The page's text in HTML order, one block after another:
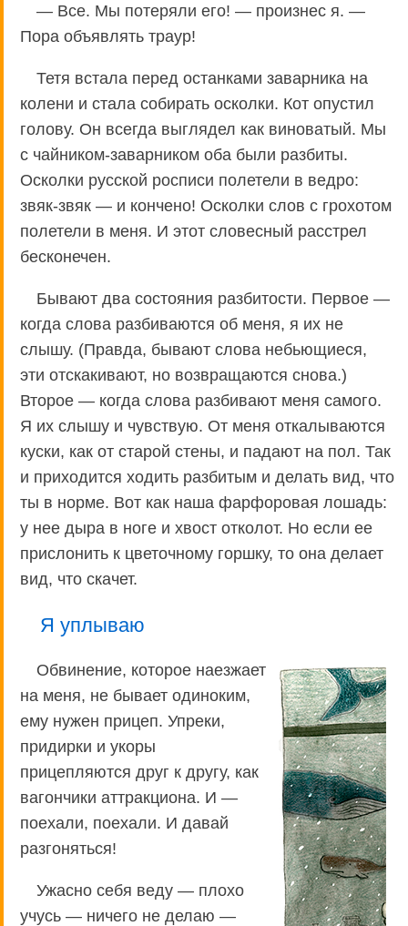
— Все. Мы потеряли его! — произнес я. —
Пора объявлять траур!
Тетя встала перед останками заварника на
колени и стала собирать осколки. Кот опустил
голову. Он всегда выглядел как виноватый. Мы
с чайником-заварником оба были разбиты.
Осколки русской росписи полетели в ведро:
звяк-звяк — и кончено! Осколки слов с грохотом
полетели в меня. И этот словесный расстрел
бесконечен.
Бывают два состояния разбитости. Первое —
когда слова разбиваются об меня, я их не
слышу. (Правда, бывают слова небьющиеся,
эти отскакивают, но возвращаются снова.)
Второе — когда слова разбивают меня самого.
Я их слышу и чувствую. От меня откалываются
куски, как от старой стены, и падают на пол. Так
и приходится ходить разбитым и делать вид, что
ты в норме. Вот как наша фарфоровая лошадь:
у нее дыра в ноге и хвост отколот. Но если ее
прислонить к цветочному горшку, то она делает
вид, что скачет.
Я уплываю
Обвинение, которое наезжает
на меня, не бывает одиноким,
ему нужен прицеп. Упреки,
придирки и укоры
прицепляются друг к другу, как
вагончики аттракциона. И —
поехали, поехали. И давай
разгоняться!
Ужасно себя веду — плохо
учусь — ничего не делаю —